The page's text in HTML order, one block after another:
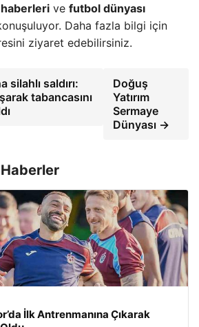
ve futbol dünyası
Daha fazla bilgi için
ziyaret edebilirsiniz.
saldırı:
tabancasını
Doğuş
Yatırım
Sermaye
Dünyası →
İlk Antrenmanına Çıkarak